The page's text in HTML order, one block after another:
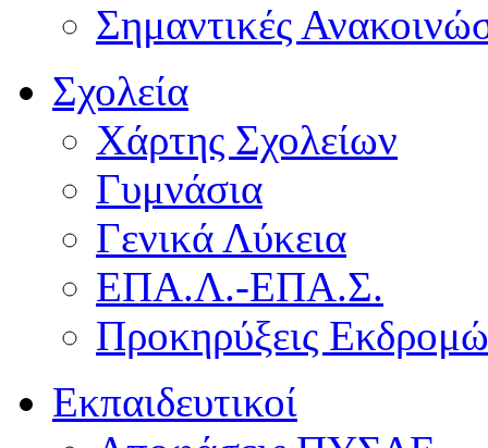
Σημαντικές
Σχολεία
Χάρτης Σχολείων
Γυμνάσια
Γενικά Λύκεια
ΕΠΑ.Λ.-ΕΠΑ.Σ.
Προκηρύξεις
Εκπαιδευτικοί